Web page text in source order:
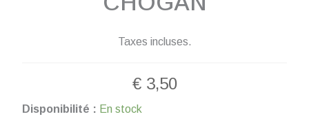
Taxes incluses.
€3,50
Disponibilité : En stock
quantité